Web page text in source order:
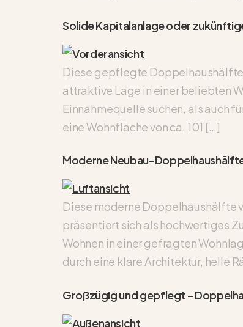
Solide Kapitalanlage oder
Diese gepflegte
attraktive Lage in einer beliebten
Einnahmequelle suchen, als auch
eine Wohnfläche von ca. 101 […]
Moderne Neubau-
Diese moderne Doppelhaushälfte
präsentiert sich als hochwertiges
Wohnen in einer gefragten
durch eine klare Architektur, helle
Großzügig und gepflegt –